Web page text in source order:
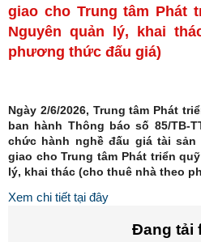
giao cho Trung tâm Phát
Nguyên quản lý, khai
phương thức đấu giá)
Ngày 2/6/2026, Trung tâm Phát
ban hành Thông báo số 85/TB-
chức hành nghề đấu giá tài
giao cho Trung tâm Phát triển
lý, khai thác (cho thuê nhà theo
Xem chi tiết tại đây